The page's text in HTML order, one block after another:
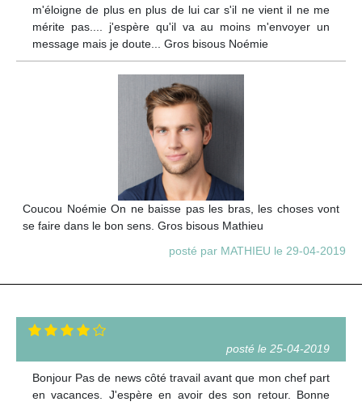
m'éloigne de plus en plus de lui car s'il ne vient il ne me
mérite pas.... j'espère qu'il va au moins m'envoyer un
message mais je doute... Gros bisous Noémie
Coucou Noémie On ne baisse pas les bras, les choses vont
se faire dans le bon sens. Gros bisous Mathieu
posté par MATHIEU le 29-04-2019
posté le 25-04-2019
Bonjour Pas de news côté travail avant que mon chef part
en vacances. J'espère en avoir des son retour. Bonne